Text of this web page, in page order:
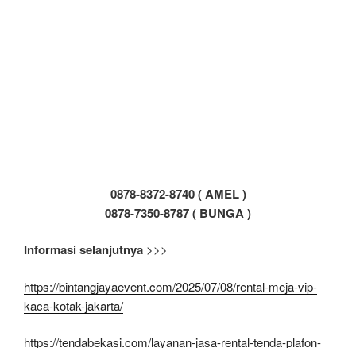
0878-8372-8740 ( AMEL )
0878-7350-8787 ( BUNGA )
Informasi selanjutnya >>>
https://bintangjayaevent.com/2025/07/08/rental-meja-vip-
kaca-kotak-jakarta/
https://tendabekasi.com/layanan-jasa-rental-tenda-plafon-